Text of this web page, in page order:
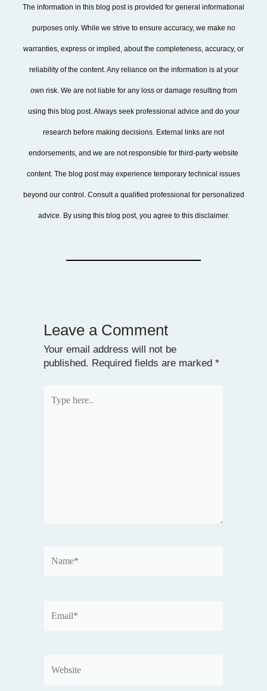
The information in this blog post is provided for general informational
purposes only. While we strive to ensure accuracy, we make no
warranties, express or implied, about the completeness, accuracy, or
reliability of the content. Any reliance on the information is at your
own risk. We are not liable for any loss or damage resulting from
using this blog post. Always seek professional advice and do your
research before making decisions. External links are not
endorsements, and we are not responsible for third-party website
content. The blog post may experience temporary technical issues
beyond our control. Consult a qualified professional for personalized
advice. By using this blog post, you agree to this disclaimer.
Leave a Comment
Your email address will not be
published. Required fields are marked *
here..